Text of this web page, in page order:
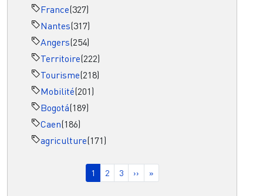
France(327)
Nantes(317)
Angers(254)
Territoire(222)
Tourisme(218)
Mobilité(201)
Bogotá(189)
Caen(186)
agriculture(171)
Page courante
1 Page
2 Page
3 Page suivante
›› Dernière page
»